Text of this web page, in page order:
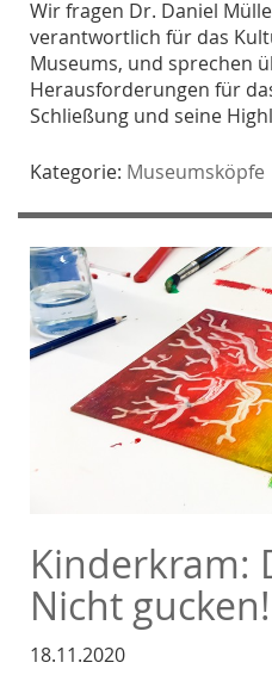
Wir fragen Dr. Daniel
verantwortlich für das
Museums, und sprechen
Herausforderungen für
Schließung und seine
Kategorie: Museumsköpfe
Kinderkram:
Nicht gucken!
18.11.2020